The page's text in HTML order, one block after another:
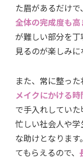
た眉があるだけで
全体の完成度も高
が難しい部分を
見るのが楽しみに
また、常に整った
メイクにかける
で手入れしていた
忙しい社会人や
な助けとなりま
てもらえるので、